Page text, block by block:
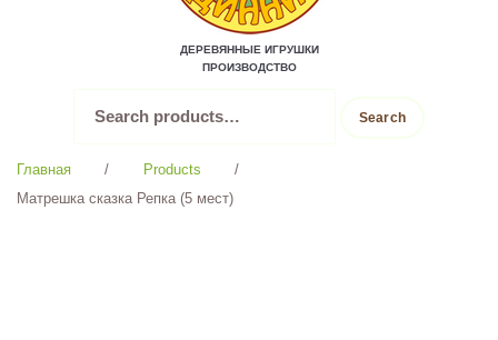
ДЕРЕВЯННЫЕ ИГРУШКИ
ПРОИЗВОДСТВО
for:
Search
Главная / Products
/
Матрешка сказка Репка (5 мест)